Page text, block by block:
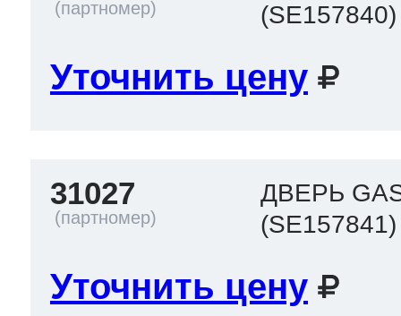
(SE157840)
Уточнить цену
31027
ДВЕРЬ
(SE157841)
Уточнить цену